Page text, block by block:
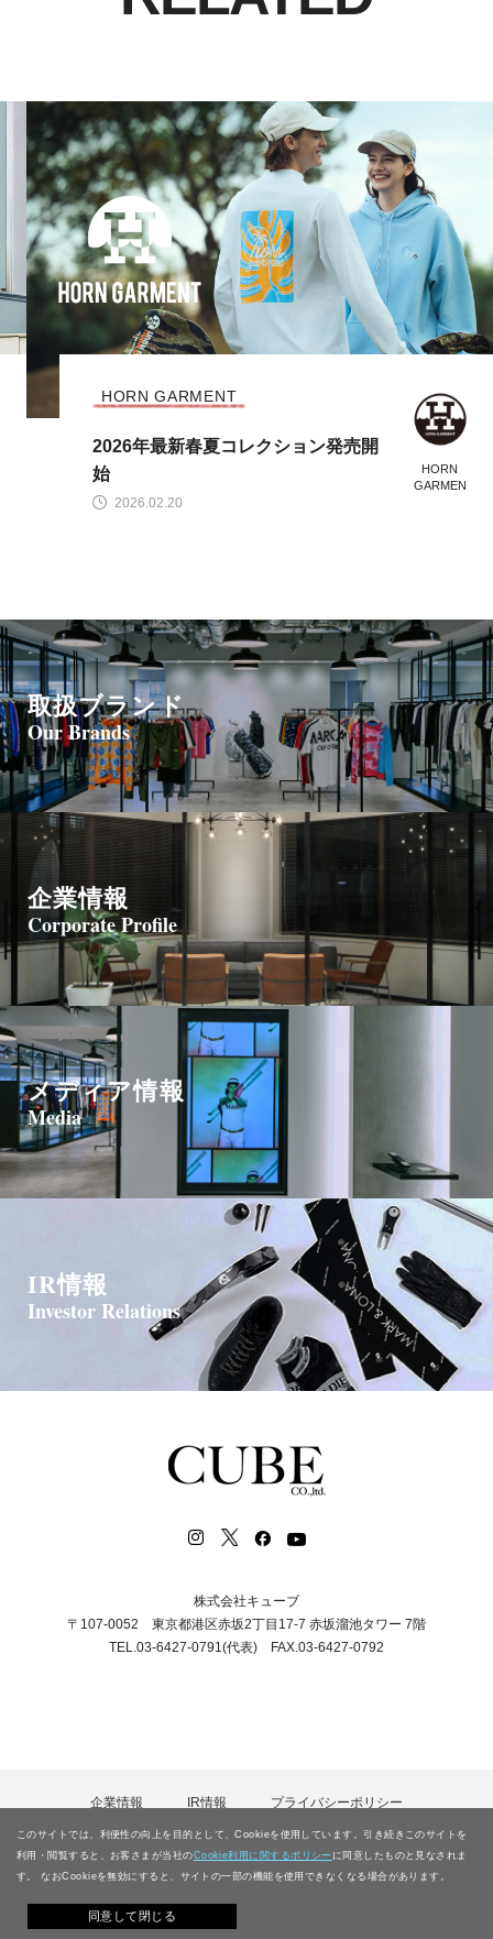
このサイトでは、利便性の向上を目的として、Cookieを使用しています。引き続きこのサイトを
利用・閲覧すると、お客さまが当社のCookie利用に関するポリシー に同意したものと見なされま
す。 なおCookieを無効にすると、サイトの一部の機能を使用できなくなる場合があります。
同意して閉じる
HORN
2025.09.03
HORN GARMENT
2025年最新秋冬コレクション発売開
取扱ブランド
Our Brands
企業情報
Corporate Profile
メディア情報
Media
IR情報
Investor Relations
株式会社キューブ
〒107-0052 東京都港区赤坂2丁目17-7 赤坂溜池タワー 7階
TEL.03-6427-0791(代表) FAX.03-6427-0792
企業情報 IR情報
プライバシーポリシー
カスタマーハラスメント等に対する基本方針
電子公告
お問合わせ サイトマップ
Copyright © CUBE CO., LTD.